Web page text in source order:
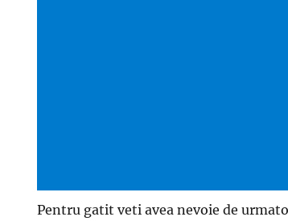
Pentru gatit veti avea nevoie de